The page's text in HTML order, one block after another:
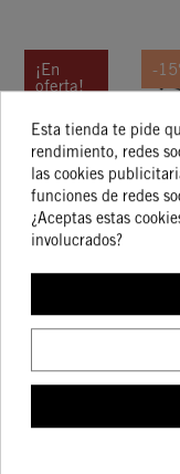
¡En
oferta!
-15%
MASCARA
LATERAL
DERECHA
LED
NEGRO
40,23 €
34,20 €
-
Kit
Esta tienda te pide
rendimiento, redes
las cookies
funciones de redes
¿Aceptas estas
involucrados?